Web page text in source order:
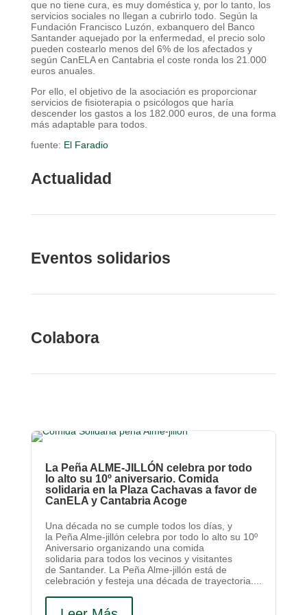
que no tiene cura, es muy doméstica y, por lo tanto, los
servicios sociales no llegan a cubrirlo todo. Según la
Fundación Francisco Luzón, exbanquero del Banco
Santander aquejado por la enfermedad, el precio solo
pueden costearlo menos del 6% de los afectados y
según CanELA en Cantabria el coste ronda los 21.000
euros anuales.
Por ello, el objetivo de la asociación es proporcionar
servicios de fisioterapia o psicólogos que haría
descender los gastos a los 182.000 euros, de una forma
más adaptable para todos.
fuente: El Faradio
Actualidad
Eventos solidarios
Colabora
La Peña ALME-JILLÓN celebra por todo
lo alto su 10º aniversario. Comida
solidaria en la Plaza Cachavas a favor de
CanELA y Cantabria Acoge
Una década no se cumple todos los días, y
la Peña Alme-jillón celebra por todo lo alto su 10º
Aniversario organizando una comida
solidaria para todos los vecinos y visitantes
de Santander. La Peña Alme-jillón está de
celebración y festeja una década de trayectoria....